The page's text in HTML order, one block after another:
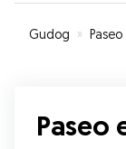
Gudog »
Paseo